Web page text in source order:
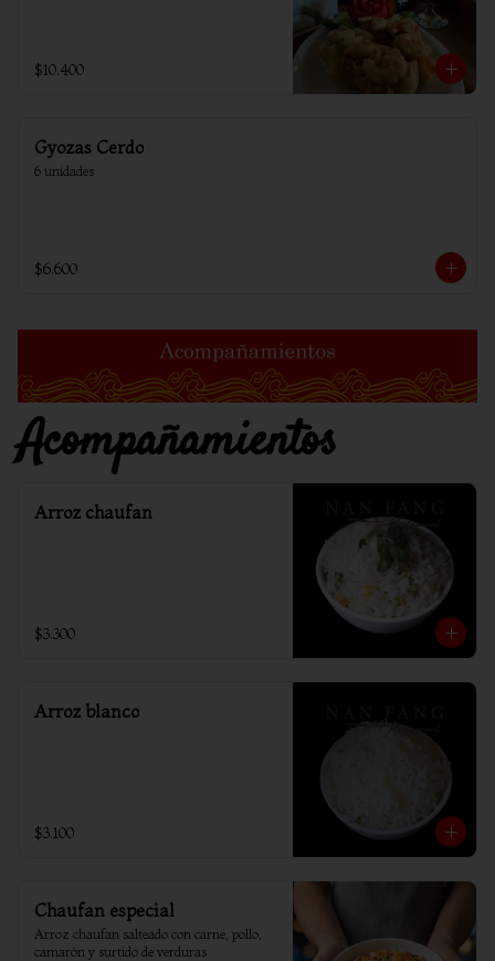
$10.400
Gyozas Cerdo
6 unidades
$6.600
Acompañamientos
Arroz chaufan
$3.300
Arroz blanco
$3.100
Chaufan especial
Arroz chaufan salteado con carne, pollo,
camarón y surtido de verduras